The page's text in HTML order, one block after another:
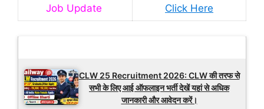
Job Update Click Here
CLW 25 Recruitment 2026: CLW की तरफ से
सभी के लिए आई ऑफलाइन भर्ती देखें यहां से अधिक
जानकारी और आवेदन करें।